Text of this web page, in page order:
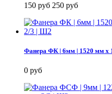
150 руб 250 руб
Фанера ФК | 6мм | 1520 мм х
0 руб